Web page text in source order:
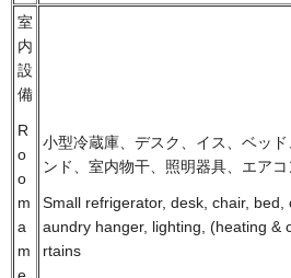
室
内
設
備
R
o
o
m
a
m
小型冷蔵庫、デスク、イス、ベッ
ンド、室内物干、照明器具、エア
Small refrigerator, desk, chair,
aundry hanger, lighting, (heating &
rtains